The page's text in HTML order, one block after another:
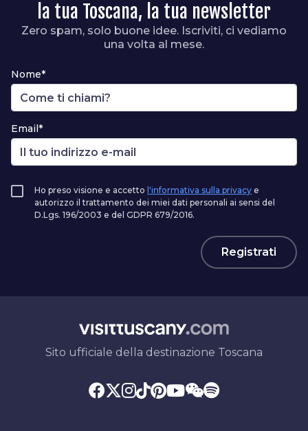
la tua Toscana, la tua newsletter
Zero spam, solo buone idee. Iscriviti, ci vediamo
una volta al mese.
Nome*
Email*
Ho preso visione e accetto l'informativa sulla privacy e
autorizzo il trattamento dei miei dati personali ai sensi del
D.Lgs. 196/2003 e del GDPR 679/2016.
Registrati
Sito ufficiale della destinazione Toscana